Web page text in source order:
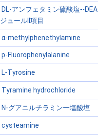
DL-アンフェタミン硫酸塩--
ジュールII項目
α-methylphenethylamine
p-Fluorophenylalanine
L-Tyrosine
Tyramine hydrochloride
N-グアニルチラミン一塩酸塩
cysteamine